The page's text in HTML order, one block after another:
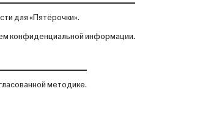
для «Пятёрочки».
конфиденциальной информации.
методике.